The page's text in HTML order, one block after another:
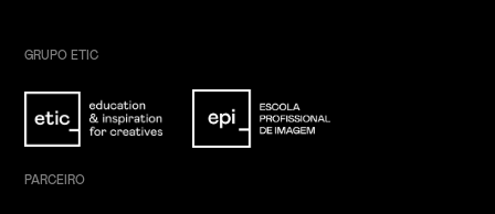
GRUPO ETIC
PARCEIRO